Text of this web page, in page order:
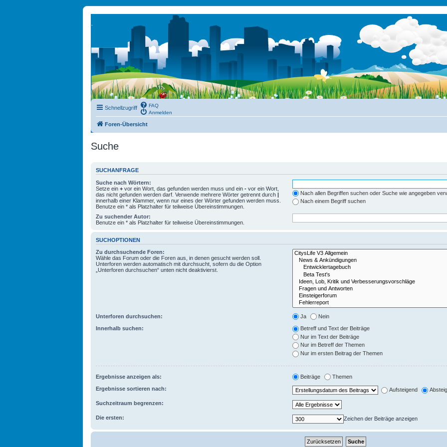
Schnellzugriff
FAQ
Anmelden
Foren-Übersicht
Suche
SUCHANFRAGE
Suche nach Wörtern:
Setze ein + vor ein Wort, das gefunden werden muss und ein - vor ein Wort,
das nicht gefunden werden darf. Verwende mehrere Wörter getrennt durch |
innerhalb einer Klammer, wenn nur eines der Wörter gefunden werden muss.
Benutze ein * als Platzhalter für teilweise Übereinstimmungen.
Nach allen Begriffen suchen oder Suche wie angegeben
Nach einem Begriff suchen
Zu suchender Autor:
Benutze ein * als Platzhalter für teilweise Übereinstimmungen.
SUCHOPTIONEN
Zu durchsuchende Foren:
Wähle das Forum oder die Foren aus, in denen gesucht werden soll.
Unterforen werden automatisch mit durchsucht, sofern du die Option
„Unterforen durchsuchen“ unten nicht deaktivierst.
Unterforen durchsuchen: Ja Nein
Innerhalb suchen:
Betreff und Text der Beiträge
Nur im Text der Beiträge
Nur im Betreff der Themen
Nur im ersten Beitrag der Themen
Ergebnisse anzeigen als: Beiträge Themen
Ergebnisse sortieren nach: Aufsteigend
Suchzeitraum begrenzen:
Die ersten: Zeichen der Beiträge anzeigen